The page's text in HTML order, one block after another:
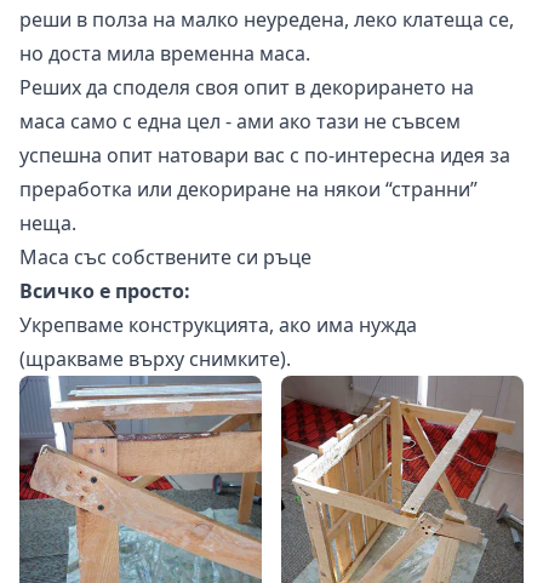
реши в полза на малко неуредена, леко клатеща се,
но доста мила временна маса.
Реших да споделя своя опит в декорирането на
маса само с една цел - ами ако тази не съвсем
успешна опит натовари вас с по-интересна идея за
преработка или декориране на някои “странни”
неща.
Маса със собствените си ръце
Всичко е просто:
Укрепваме конструкцията, ако има нужда
(щракваме върху снимките).